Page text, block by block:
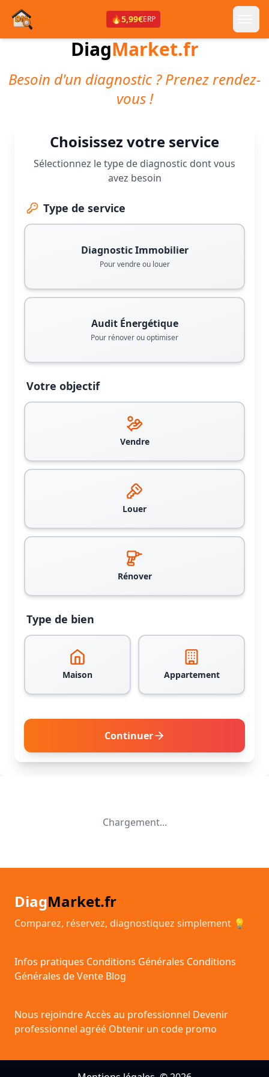
🔥5,99€ERP
DiagMarket.fr
Besoin d'un diagnostic ? Prenez rendez-
vous !
Choisissez votre service
Sélectionnez le type de diagnostic dont vous
avez besoin
Type de service
Diagnostic Immobilier
Pour vendre ou louer
Audit Énergétique
Pour rénover ou optimiser
Votre objectif
Vendre
Louer
Rénover
Type de bien
Maison Appartement
Continuer
Chargement...
DiagMarket.fr
Comparez, réservez, diagnostiquez simplement 💡
Infos pratiques Conditions Générales Conditions
Générales de Vente Blog
Nous rejoindreAccès au professionnel Devenir
professionnel agréé Obtenir un code promo